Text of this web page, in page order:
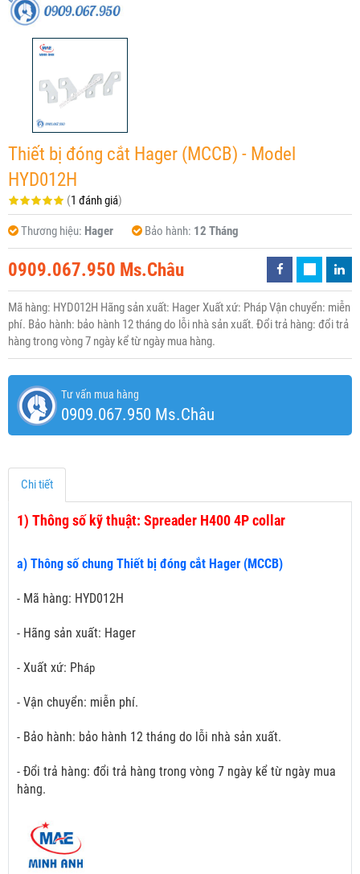
Thiết bị đóng cắt Hager (MCCB) - Model
HYD012H
(1 đánh giá)
Thương hiệu: Hager Bảo hành: 12 Tháng
0909.067.950 Ms.Châu
Mã hàng: HYD012H Hãng sản xuất: Hager Xuất xứ: Pháp Vận chuyển: miễn
phí. Bảo hành: bảo hành 12 tháng do lỗi nhà sản xuất. Đổi trả hàng: đổi trả
hàng trong vòng 7 ngày kể từ ngày mua hàng.
Tư vấn mua hàng
0909.067.950 Ms.Châu
Chi tiết
1) Thông số kỹ thuật: Spreader H400 4P collar
a) Thông số chung Thiết bị đóng cắt Hager (MCCB)
- Mã hàng: HYD012H
- Hãng sản xuất: Hager
- Xuất xứ: Pháp
- Vận chuyển: miễn phí.
- Bảo hành: bảo hành 12 tháng do lỗi nhà sản xuất.
- Đổi trả hàng: đổi trả hàng trong vòng 7 ngày kể từ ngày mua
hàng.